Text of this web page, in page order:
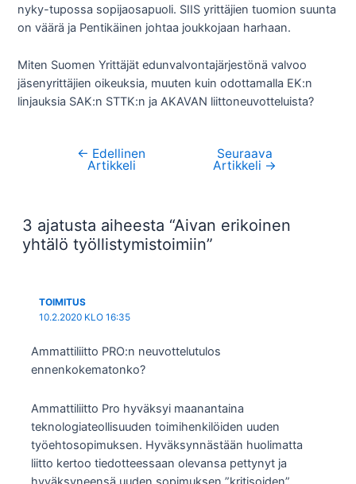
nyky-tupossa sopijaosapuoli. SIIS yrittäjien tuomion suunta
on väärä ja Pentikäinen johtaa joukkojaan harhaan.
Miten Suomen Yrittäjät edunvalvontajärjestönä valvoo
jäsenyrittäjien oikeuksia, muuten kuin odottamalla EK:n
linjauksia SAK:n STTK:n ja AKAVAN liittoneuvotteluista?
Artikkelien
← Edellinen
Artikkeli
Seuraava
Artikkeli →
3 ajatusta aiheesta “Aivan erikoinen
yhtälö työllistymistoimiin”
TOIMITUS
10.2.2020 KLO 16:35
Ammattiliitto PRO:n neuvottelutulos
ennenkokematonko?
Ammattiliitto Pro hyväksyi maanantaina
teknologiateollisuuden toimihenkilöiden uuden
työehtosopimuksen. Hyväksynnästään huolimatta
liitto kertoo tiedotteessaan olevansa pettynyt ja